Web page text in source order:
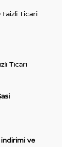
Faizli Ticari
Ticari
indirimi ve